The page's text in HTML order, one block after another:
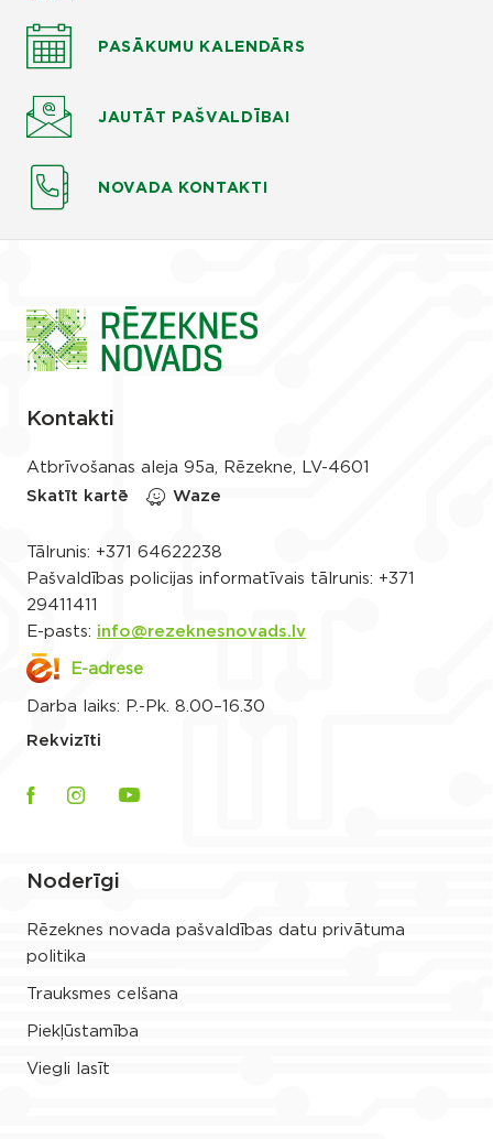
PASĀKUMU KALENDĀRS
JAUTĀT PAŠVALDĪBAI
NOVADA KONTAKTI
Kontakti
Atbrīvošanas aleja 95a, Rēzekne, LV-4601
Skatīt kartē
Waze
Tālrunis: +371 64622238
Pašvaldības policijas informatīvais tālrunis: +371
29411411
E-pasts: info@rezeknesnovads.lv
E-adrese
Darba laiks: P.-Pk. 8.00–16.30
Rekvizīti
Noderīgi
Rēzeknes novada pašvaldības datu privātuma
politika
Trauksmes celšana
Piekļūstamība
Viegli lasīt